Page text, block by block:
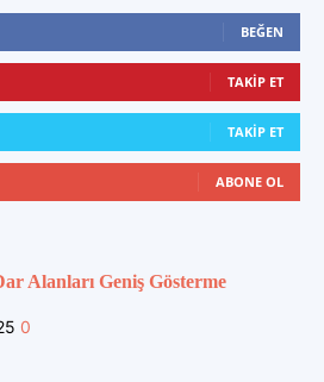
BEĞEN
TAKIP ET
TAKIP ET
ABONE OL
Alanları Geniş Gösterme
0